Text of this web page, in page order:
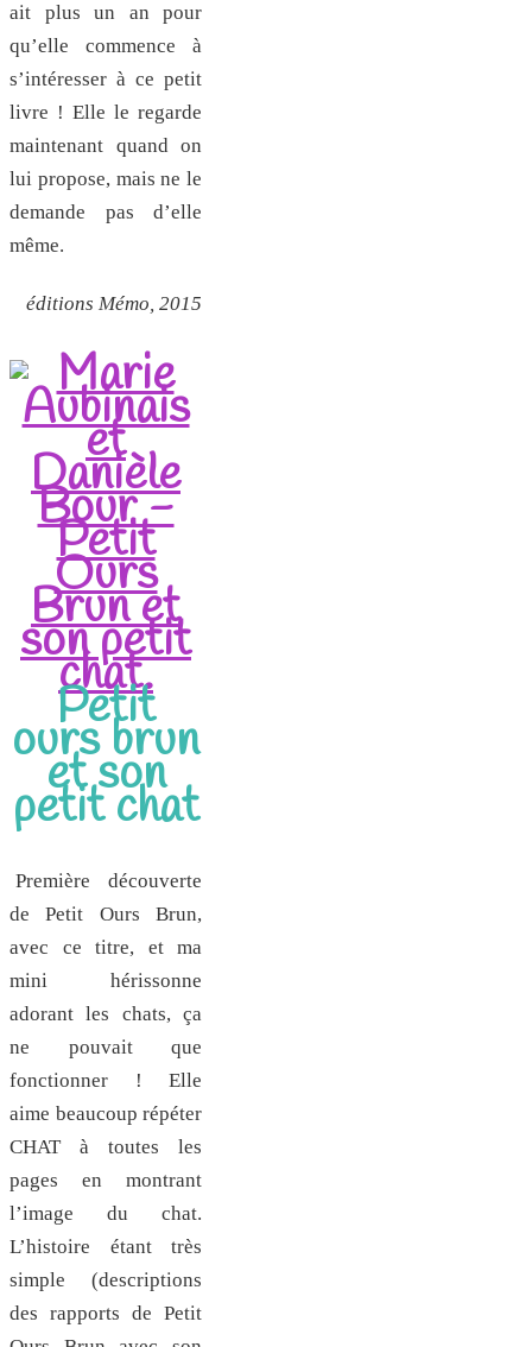
ait plus un an pour
qu’elle commence à
s’intéresser à ce petit
livre ! Elle le regarde
maintenant quand on
lui propose, mais ne le
demande pas d’elle
même.
éditions Mémo, 2015
Petit
ours brun
et son
petit chat
Première découverte
de Petit Ours Brun,
avec ce titre, et ma
mini hérissonne
adorant les chats, ça
ne pouvait que
fonctionner ! Elle
aime beaucoup répéter
CHAT à toutes les
pages en montrant
l’image du chat.
L’histoire étant très
simple (descriptions
des rapports de Petit